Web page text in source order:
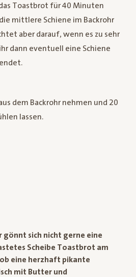
Toastbrot für 40 Minuten
mittlere Schiene im Backrohr
aber darauf, wenn es zu sehr
dann eventuell eine Schiene
dem Backrohr nehmen und 20
lassen.
gönnt sich nicht gerne eine
Scheibe Toastbrot am
eine herzhaft pikante
mit Butter und